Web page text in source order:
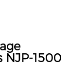
NJP-1500